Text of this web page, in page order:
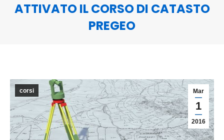
ATTIVATO IL CORSO DI CATASTO
PREGEO
Mar
1
2016
corsi